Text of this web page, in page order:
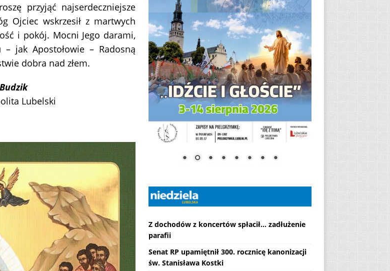
przyjąć najserdeczniejsze
Ojciec wskrzesił z martwych
i pokój. Mocni Jego darami,
jak Apostołowie – Radosną
dobra nad złem.
Lubelski
Z dochodów z koncertów spłacił... zadłużenie
parafii
Senat RP upamiętnił 300. rocznicę kanonizacji
św. Stanisława Kostki